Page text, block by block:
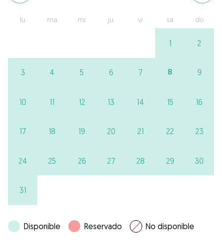
lu ma mi ju vi sa do
1 2
3 4 5 6 7 8 9
10 11 12 13 14 15 16
17 18 19 20 21 22 23
24 25 26 27 28 29 30
31
Disponible Reservado No disponible